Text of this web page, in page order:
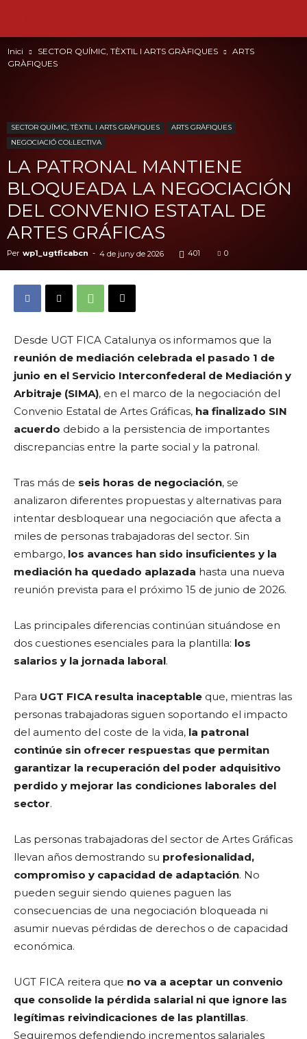
Inici SECTOR QUÍMIC, TÈXTIL I ARTS GRÀFIQUES
ARTS
GRÀFIQUES
SECTOR QUÍMIC, TÈXTIL I ARTS GRÀFIQUES
ARTS GRÀFIQUES
NEGOCIACIÓ COL·LECTIVA
LA PATRONAL MANTIENE
BLOQUEADA LA NEGOCIACIÓN
DEL CONVENIO ESTATAL DE
ARTES GRÁFICAS
Per wp1_ugtficabcn - 4 de juny de 2026 401 0
Desde UGT FICA Catalunya os informamos que la
reunión de mediación celebrada el pasado 1 de
junio en el Servicio Interconfederal de Mediación y
Arbitraje (SIMA), en el marco de la negociación del
Convenio Estatal de Artes Gráficas, ha finalizado SIN
acuerdo debido a la persistencia de importantes
discrepancias entre la parte social y la patronal.
Tras más de seis horas de negociación, se
analizaron diferentes propuestas y alternativas para
intentar desbloquear una negociación que afecta a
miles de personas trabajadoras del sector. Sin
embargo, los avances han sido insuficientes y la
mediación ha quedado aplazada hasta una nueva
reunión prevista para el próximo 15 de junio de 2026.
Las principales diferencias continúan situándose en
dos cuestiones esenciales para la plantilla: los
salarios y la jornada laboral.
Para UGT FICA resulta inaceptable que, mientras las
personas trabajadoras siguen soportando el impacto
del aumento del coste de la vida, la patronal
continúe sin ofrecer respuestas que permitan
garantizar la recuperación del poder adquisitivo
perdido y mejorar las condiciones laborales del
sector.
Las personas trabajadoras del sector de Artes Gráficas
llevan años demostrando su profesionalidad,
compromiso y capacidad de adaptación. No
pueden seguir siendo quienes paguen las
consecuencias de una negociación bloqueada ni
asumir nuevas pérdidas de derechos o de capacidad
económica.
UGT FICA reitera que no va a aceptar un convenio
que consolide la pérdida salarial ni que ignore las
legítimas reivindicaciones de las plantillas.
Seguiremos defendiendo incrementos salariales